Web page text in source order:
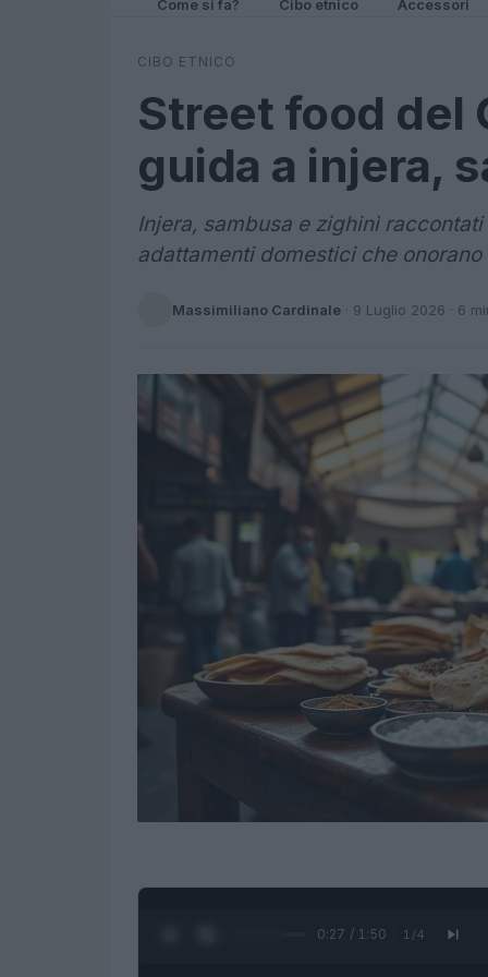
Come si fa? Cibo etnico Accessori
CIBO ETNICO
Street food del
guida a injera,
Injera, sambusa e zighinì
adattamenti domestici che onorano
Massimiliano Cardinale · 9 Luglio 2026 · 6
0:28 / 1:50 1 /4